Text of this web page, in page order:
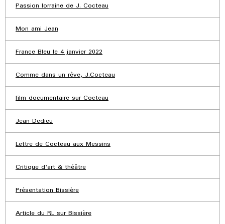
Passion lorraine de J. Cocteau
Mon ami Jean
France Bleu le 4 janvier 2022
Comme dans un rêve, J.Cocteau
film documentaire sur Cocteau
Jean Dedieu
Lettre de Cocteau aux Messins
Critique d'art & théâtre
Présentation Bissière
Article du RL sur Bissière